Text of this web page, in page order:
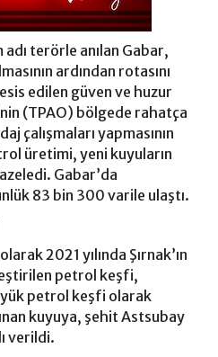
terörle anılan Gabar,
ardından rotasını
edilen güven ve huzur
(TPAO) bölgede rahatça
çalışmaları yapmasının
üretimi, yeni kuyuların
Gabar’da
83 bin 300 varile ulaştı.
2021 yılında Şırnak’ın
petrol keşfi,
petrol keşfi olarak
kuyuya, şehit Astsubay
verildi.